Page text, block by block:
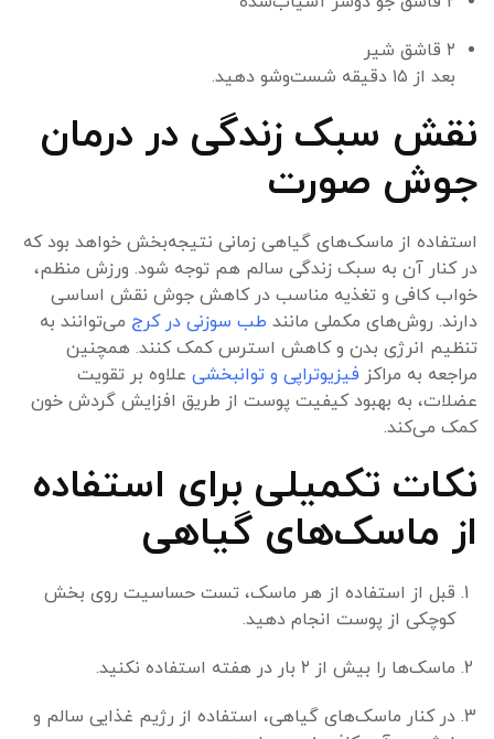
۲ قاشق شیر
بعد از ۱۵ دقیقه شست‌وشو دهید.
نقش سبک زندگی در درمان
جوش صورت
استفاده از ماسک‌های گیاهی زمانی نتیجه‌بخش خواهد بود که
در کنار آن به سبک زندگی سالم هم توجه شود. ورزش منظم،
خواب کافی و تغذیه مناسب در کاهش جوش نقش اساسی
دارند. روش‌های مکملی مانند طب سوزنی در کرج می‌توانند به
تنظیم انرژی بدن و کاهش استرس کمک کنند. همچنین
مراجعه به مراکز فیزیوتراپی و توانبخشی علاوه بر تقویت
عضلات، به بهبود کیفیت پوست از طریق افزایش گردش خون
کمک می‌کند.
نکات تکمیلی برای استفاده
از ماسک‌های گیاهی
قبل از استفاده از هر ماسک، تست حساسیت روی بخش
کوچکی از پوست انجام دهید.
ماسک‌ها را بیش از ۲ بار در هفته استفاده نکنید.
در کنار ماسک‌های گیاهی، استفاده از رژیم غذایی سالم و